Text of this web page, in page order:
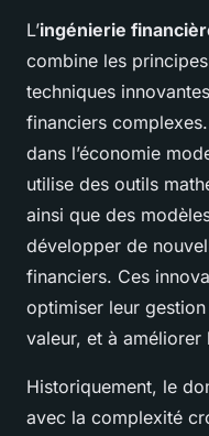
L’ingénierie
combine les
techniques
financiers
dans l’économie
utilise des outils
ainsi que des
développer de
financiers. Ces
optimiser leur
valeur, et à
Historiquement, le
avec la complexité